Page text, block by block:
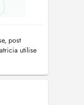
post
utilise
l'âge et à
Votre
pédi...